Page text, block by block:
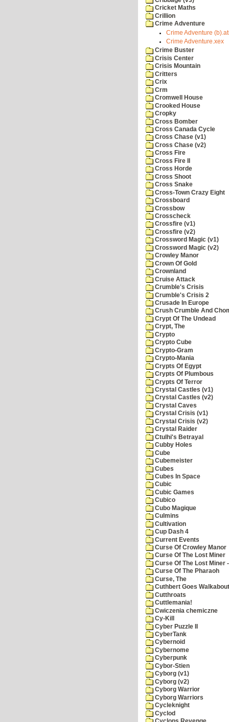
Cricket Maths
Crillion
Crime Adventure
Crime Adventure
Crime Adventure.xex
Crime Buster
Crisis Center
Crisis Mountain
Critters
Crix
Crm
Cromwell House
Crooked House
Cropky
Cross Bomber
Cross Canada Cycle
Cross Chase (v1)
Cross Chase (v2)
Cross Fire
Cross Fire II
Cross Horde
Cross Shoot
Cross Snake
Cross-Town Crazy Eight
Crossboard
Crossbow
Crosscheck
Crossfire (v1)
Crossfire (v2)
Crossword Magic (v1)
Crossword Magic (v2)
Crowley Manor
Crown Of Gold
Crownland
Cruise Attack
Crumble's Crisis
Crumble's Crisis 2
Crusade In Europe
Crush Crumble And
Crypt Of The Undead
Crypt, The
Crypto
Crypto Cube
Crypto-Gram
Crypto-Mania
Crypts Of Egypt
Crypts Of Plumbous
Crypts Of Terror
Crystal Castles (v1)
Crystal Castles (v2)
Crystal Caves
Crystal Crisis (v1)
Crystal Crisis (v2)
Crystal Raider
Ctulhi's Betrayal
Cubby Holes
Cube
Cubemeister
Cubes
Cubes In Space
Cubic
Cubic Games
Cubico
Cubo Magique
Culmins
Cultivation
Cup Dash 4
Current Events
Curse Of Crowley Manor
Curse Of The Lost Miner
Curse Of The Lost Miner
Curse Of The Pharaoh
Curse, The
Cuthbert Goes Walkabout
Cutthroats
Cuttlemania!
Cwiczenia chemiczne
Cy-Kill
Cyber Puzzle II
CyberTank
Cybernoid
Cybernome
Cyberpunk
Cybor-Stien
Cyborg (v1)
Cyborg (v2)
Cyborg Warrior
Cyborg Warriors
Cycleknight
Cyclod